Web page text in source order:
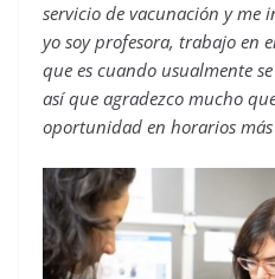
servicio de vacunación y me
yo soy profesora, trabajo en
que es cuando usualmente
así que agradezco mucho
oportunidad en horarios más